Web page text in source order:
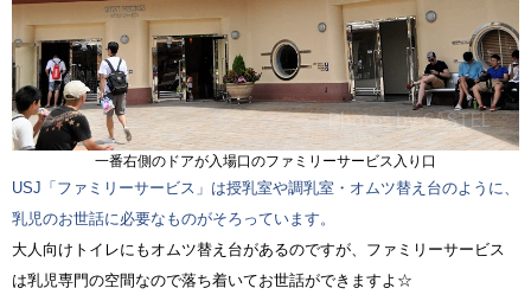
一番右側のドアが入場口のファミリーサービス入り口
USJ「ファミリーサービス」は授乳室や調乳室・オムツ替え台のように、
乳児のお世話に必要なものがそろっています。
大人向けトイレにもオムツ替え台があるのですが、ファミリーサービス
は乳児専門の空間なので落ち着いてお世話ができますよ☆